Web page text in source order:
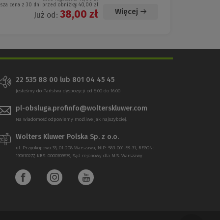
cena z 30 dni przed obniżką: 40,00 zł
Już od: 38,00 zł Więcej
22 535 88 00 lub 801 04 45 45
Jesteśmy do Państwa dyspozycji od 8:00 do 16:00
pl-obsluga.profinfo@wolterskluwer.com
Na wiadomość odpowiemy możliwe jak najszybciej.
Wolters Kluwer Polska Sp. z o.o.
ul. Przyokopowa 33, 01-208 Warszawa; NIP: 583-001-89-31, REGON:
190610277, KRS: 0000709879, Sąd rejonowy dla M.S. Warszawy